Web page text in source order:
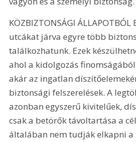
KÖZBIZTONSÁGI ÁLLAPOTBÓL
utcákat járva egyre több
találkozhatunk. Ezek
ahol a kidolgozás
akár az ingatlan
biztonsági felszerelések. A
azonban egyszerű kivitelűek,
csak a betörők távoltartása a
általában nem tudják elkapni a